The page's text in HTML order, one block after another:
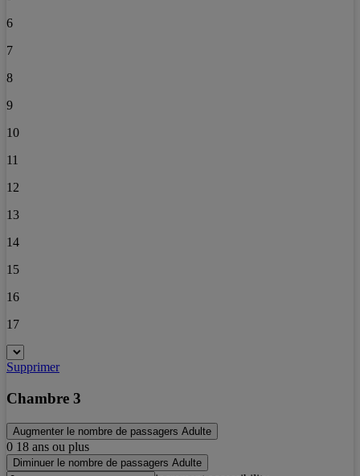
6
7
8
9
10
11
12
13
14
15
16
17
Supprimer
Chambre 3
Augmenter le nombre de passagers Adulte
0 18 ans ou plus
Diminuer le nombre de passagers Adulte